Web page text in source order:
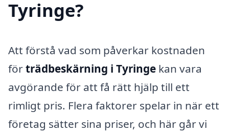
Tyringe?
Att förstå vad som påverkar kostnaden
förträdbeskärning i Tyringe kan vara
avgörande för att få rätt hjälp till ett
rimligt pris. Flera faktorer spelar in när ett
företag sätter sina priser, och här går vi